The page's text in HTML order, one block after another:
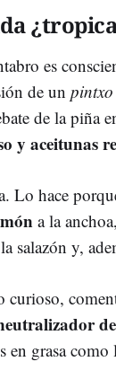
es
de un pintxo
de la piña
y aceitunas
Lo hace
a la
salazón y,
curioso,
en grasa